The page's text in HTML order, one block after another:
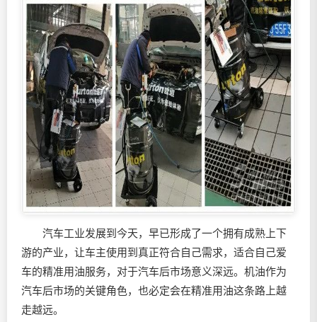
汽车工业发展到今天，早已形成了一个拥有成熟上下
游的产业，让车主使用到真正符合自己需求，适合自己爱
车的精准用油服务，对于汽车后市场意义深远。机油作为
汽车后市场的关键角色，也必定会在精准用油这条路上越
走越远。